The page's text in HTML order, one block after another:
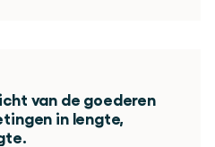
van de goederen
in lengte,